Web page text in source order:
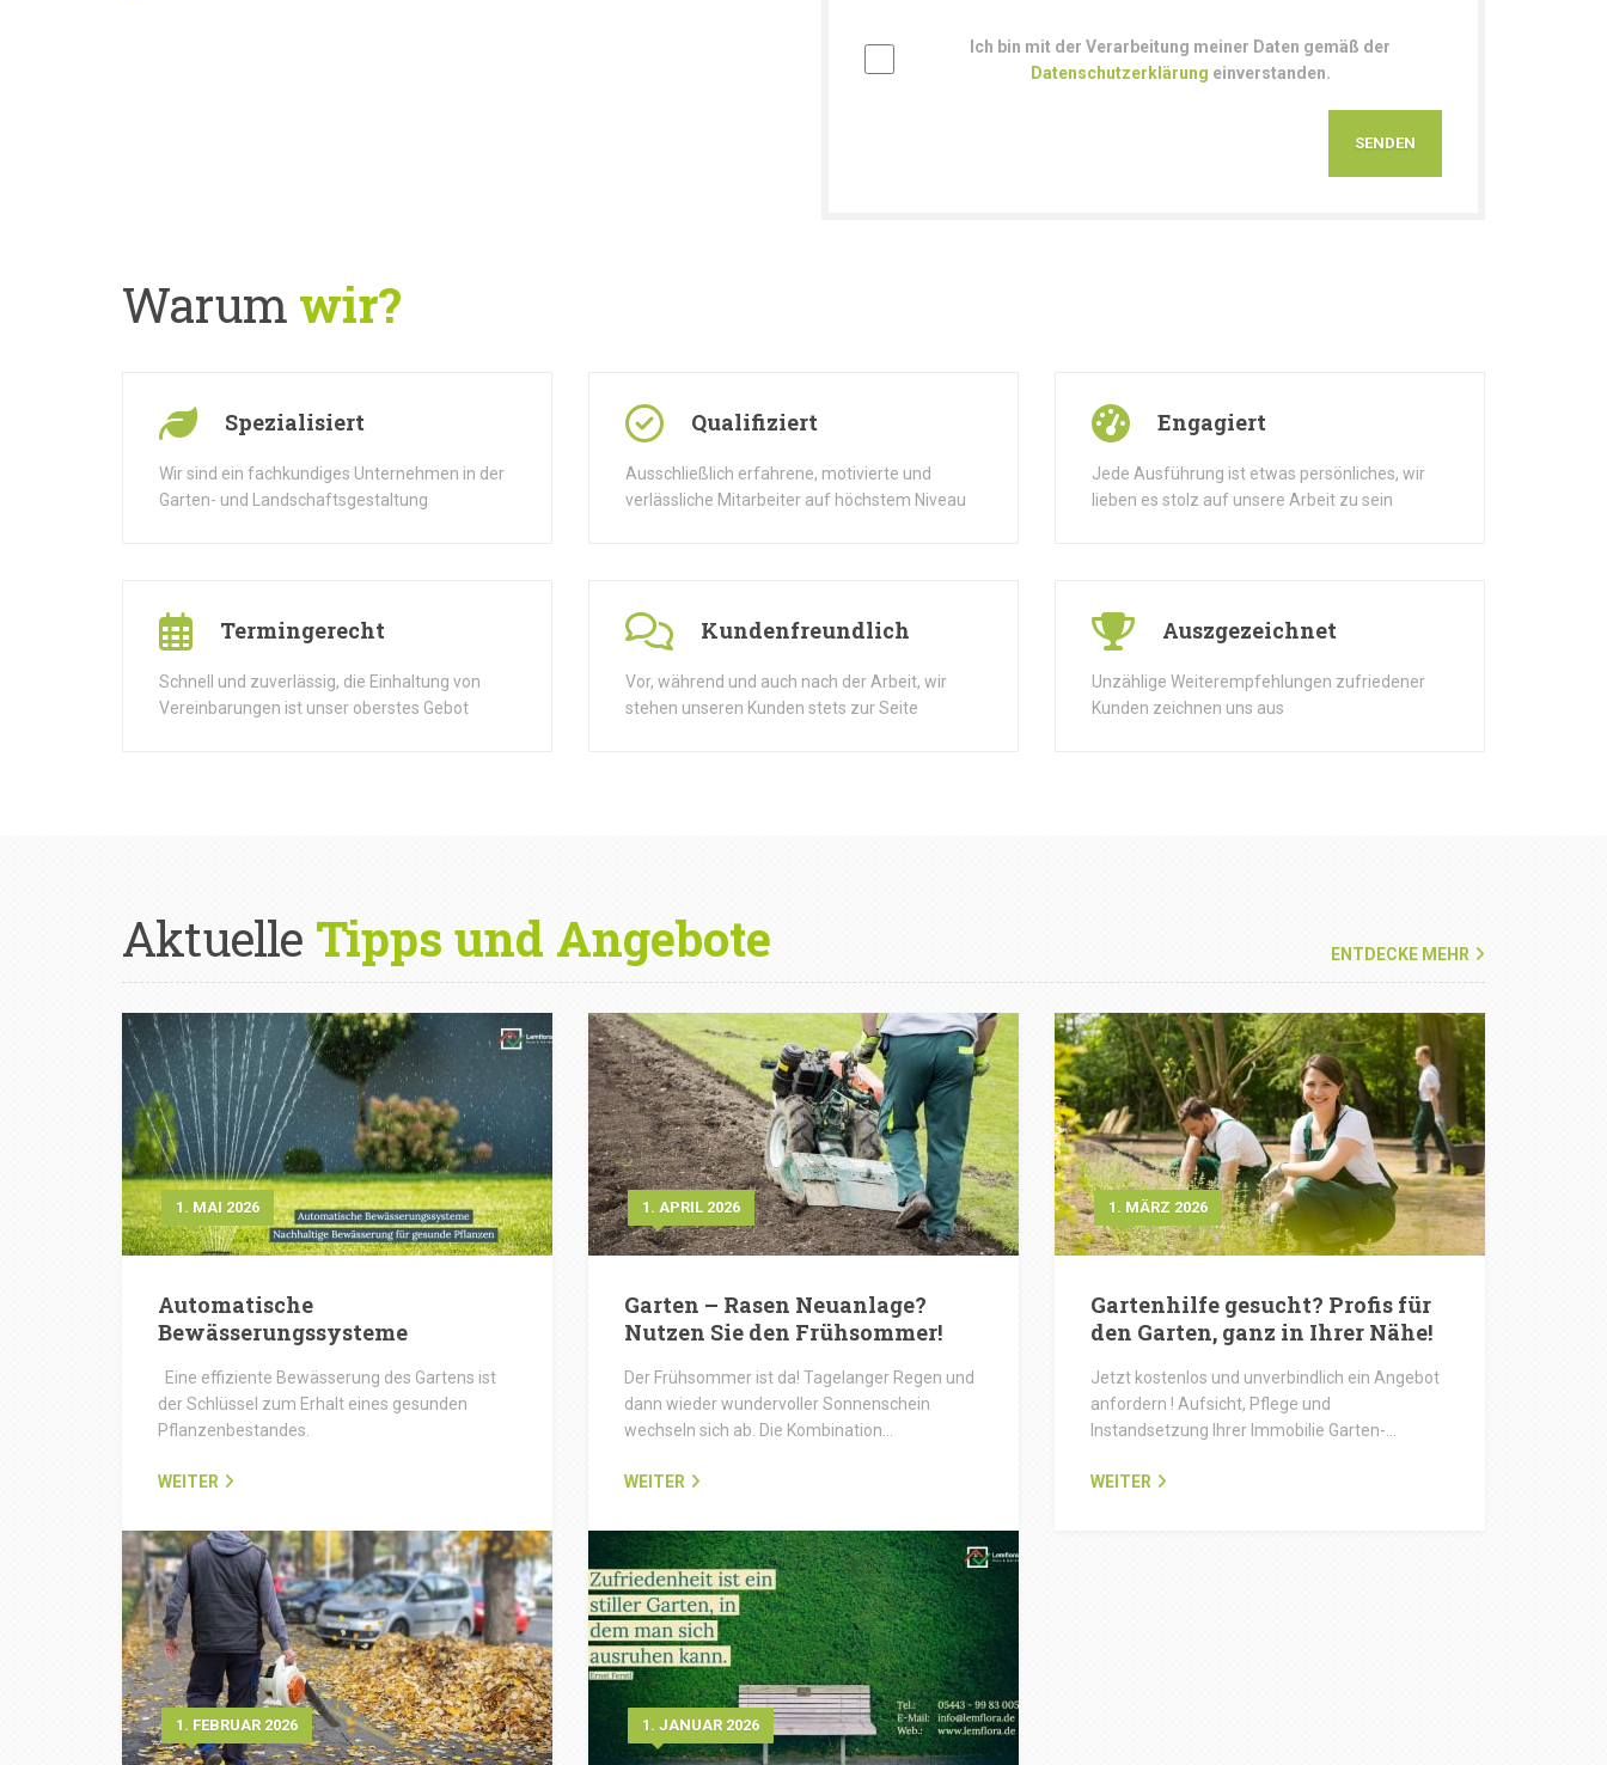
Ich bin mit der Verarbeitung meiner Daten gemäß der
Datenschutzerklärung einverstanden.
Warum wir?
Spezialisiert
Wir sind ein fachkundiges Unternehmen in der
Garten- und Landschaftsgestaltung
Termingerecht
Schnell und zuverlässig, die Einhaltung von
Vereinbarungen ist unser oberstes Gebot
Qualifiziert
Ausschließlich erfahrene, motivierte und
verlässliche Mitarbeiter auf höchstem Niveau
Kundenfreundlich
Vor, während und auch nach der Arbeit, wir
stehen unseren Kunden stets zur Seite
Engagiert
Jede Ausführung ist etwas persönliches, wir
lieben es stolz auf unsere Arbeit zu sein
Auszgezeichnet
Unzählige Weiterempfehlungen zufriedener
Kunden zeichnen uns aus
Aktuelle Tipps und Angebote ENTDECKE MEHR
1. MAI 2026
Automatische
Bewässerungssysteme
Eine effiziente Bewässerung des Gartens ist
der Schlüssel zum Erhalt eines gesunden
Pflanzenbestandes.
WEITER
1. APRIL 2026
Garten – Rasen Neuanlage?
Nutzen Sie den Frühsommer!
Der Frühsommer ist da! Tagelanger Regen und
dann wieder wundervoller Sonnenschein
wechseln sich ab. Die Kombination…
WEITER
1. MÄRZ 2026
Gartenhilfe gesucht? Profis für
den Garten, ganz in Ihrer Nähe!
Jetzt kostenlos und unverbindlich ein Angebot
anfordern ! Aufsicht, Pflege und
Instandsetzung Ihrer Immobilie Garten-…
WEITER
1. FEBRUAR 2026 1. JANUAR 2026